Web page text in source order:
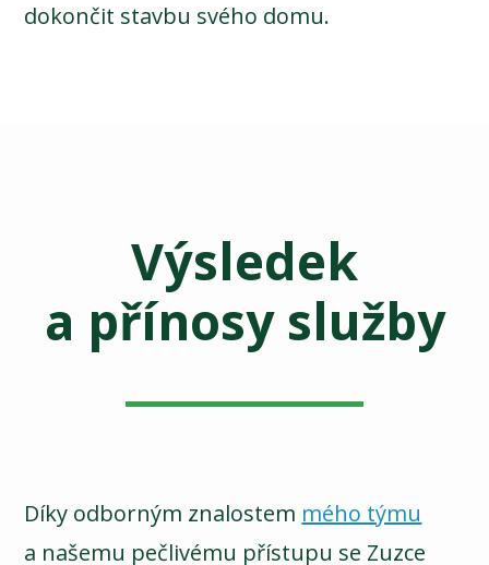
dokončit stavbu svého domu.
Výsledek
a přínosy služby
Díky odborným znalostem mého týmu
a našemu pečlivému přístupu se Zuzce